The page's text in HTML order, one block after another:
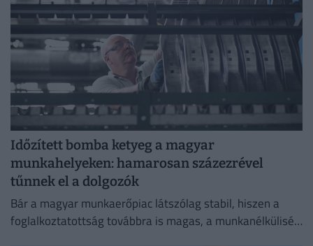
Időzített bomba ketyeg a magyar
munkahelyeken: hamarosan százezrével
tűnnek el a dolgozók
Bár a magyar munkaerőpiac látszólag stabil, hiszen a
foglalkoztatottság továbbra is magas, a munkanélküliség